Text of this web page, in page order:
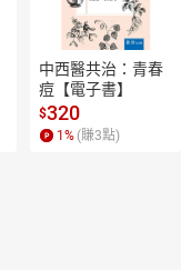
中西醫共治：青春
痘【電子書】
$320
1 % (賺3點)